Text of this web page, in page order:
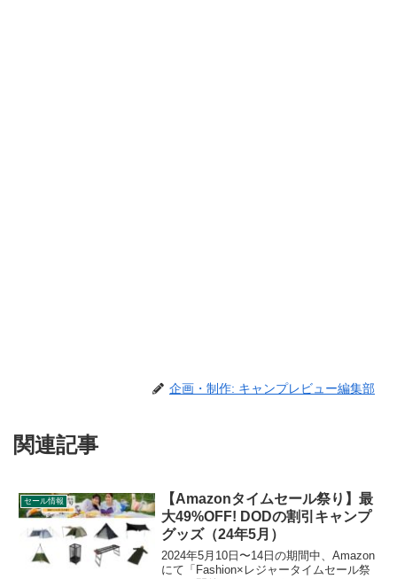
企画・制作: キャンプレビュー編集部
関連記事
セール情報
【Amazonタイムセール祭り】最
大49%OFF! DODの割引キャンプ
グッズ（24年5月）
2024年5月10日〜14日の期間中、Amazon
にて「Fashion×レジャータイムセール祭